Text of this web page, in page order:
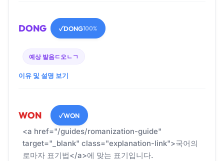
DONG ✓DONG100%
예상 발음ㄷ오ㄴㄱ
이유 및 설명 보기
WON ✓WON
<a href="/guides/romanization-guide"
target="_blank" class="explanation-link">국어의
로마자 표기법</a>에 맞는 표기입니다.